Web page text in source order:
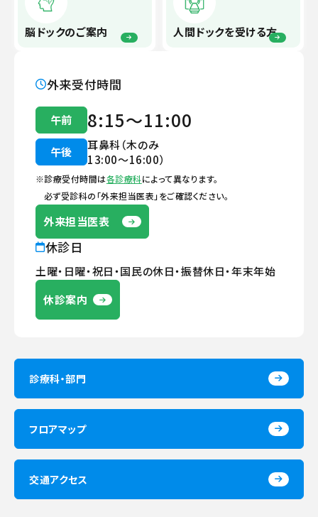
脳ドックのご案内 人間ドックを受ける方
外来受付時間
午前 8:15～11:00
午後
耳鼻科（木のみ
13:00〜16:00）
※診療受付時間は各診療科によって異なります。
必ず受診科の「外来担当医表」をご確認ください。
外来担当医表
休診日
土曜・日曜・祝日・国民の休日・振替休日・年末年始
休診案内
診療科・部門
フロアマップ
交通アクセス